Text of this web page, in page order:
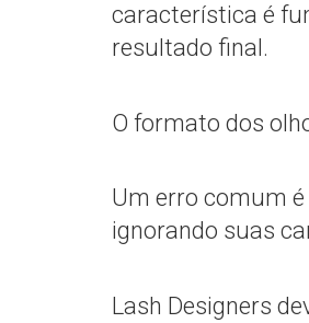
característica é
resultado final.
O formato dos
Um erro comum é
ignorando suas
Lash Designers